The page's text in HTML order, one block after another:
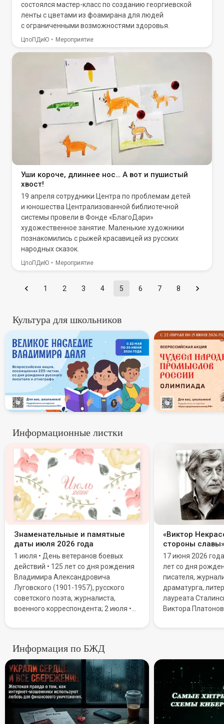
состоялся мастер-класс по созданию георгиевской
ленты с цветами из фоамирана для людей
с ограниченными возможностями здоровья.
ЦпоПДиЮ Мероприятие
Уши короче, длиннее нос… А вот и пушистый
хвост!
19 апреля сотрудники Центра по проблемам детей
и юношества Централизованной библиотечной
системы провели в Фонде «БлагоДари»
художественное занятие. Маленькие художники
познакомились с рыжей красавицей из русских
народных сказок.
ЦпоПДиЮ Мероприятие
1 2 3 4 5 6 7 8
Культура для школьников
В России стартует
Информационные листки
Знаменательные и памятные
даты июля 2026 года
1 июля • День ветеранов боевых
действий • 125 лет со дня рождения
Владимира Александровича
Луговского (1901-1957), русского
советского поэта, журналиста,
военного корреспондента; 2 июля •
ГИБДД МВД Российской Федерации
(День ГАИ)
«Виктор
стороны славы»
17 июня 2026
лет со дня
писателя,
драматурга,
лауреата
Виктора
Информация по БЖД
Призраки в сети: КакСамые